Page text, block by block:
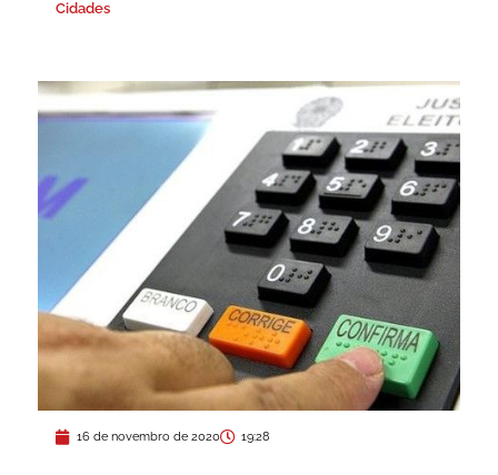
Cidades
16 de novembro de 2020 19:28